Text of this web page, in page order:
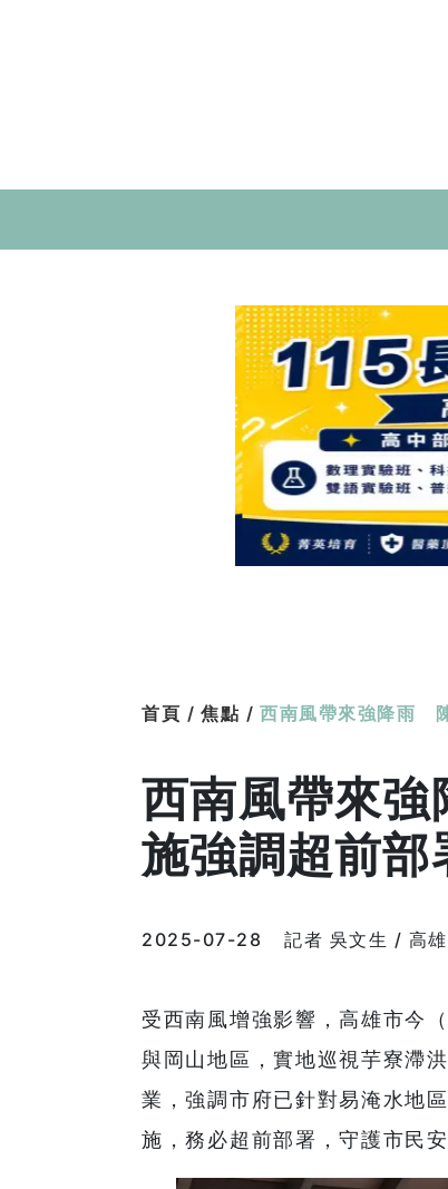
首頁 / 焦點 / 西南風帶來強降雨
西南風帶來
施強調超前部
2025-07-28 記者 吳文生 / 高
受西南風增強影響，高雄市今
與岡山地區，實地巡視芋寮滯
業，強調市府已針對易淹水地
施，務必超前部署，守護市民安